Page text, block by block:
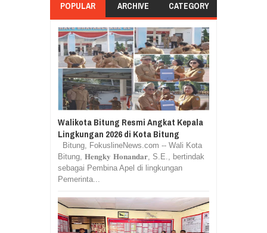
POPULAR ARCHIVE CATEGORY
Walikota Bitung Resmi Angkat Kepala
Lingkungan 2026 di Kota Bitung
Bitung, FokuslineNews.com -- Wali Kota
Bitung, 𝐇𝐞𝐧𝐠𝐤𝐲 𝐇𝐨𝐧𝐚𝐧𝐝𝐚𝐫, S.E., bertindak
sebagai Pembina Apel di lingkungan
Pemerinta...